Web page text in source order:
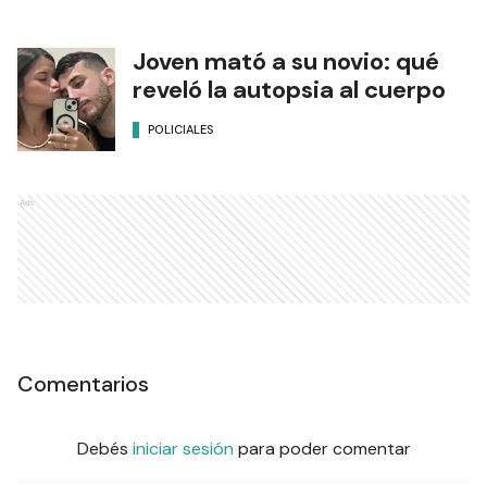
Joven mató a su novio: qué
reveló la autopsia al cuerpo
POLICIALES
Ads
Comentarios
Debés iniciar sesión para poder comentar